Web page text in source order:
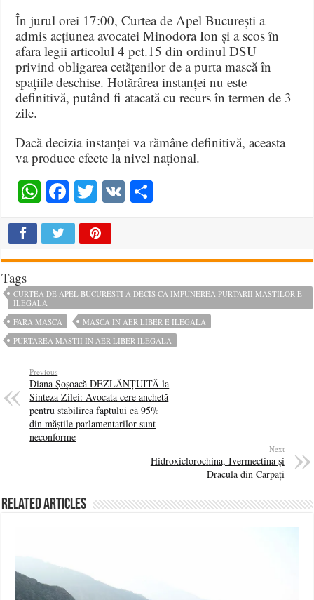
În jurul orei 17:00, Curtea de Apel București a
admis acțiunea avocatei Minodora Ion și a scos în
afara legii articolul 4 pct.15 din ordinul DSU
privind obligarea cetățenilor de a purta mască în
spațiile deschise. Hotărârea instanței nu este
definitivă, putând fi atacată cu recurs în termen de 3
zile.
Dacă decizia instanței va rămâne definitivă, aceasta
va produce efecte la nivel național.
WhatsApp
Facebook
Twitter
VK
Tags
CURTEA DE APEL BUCURESTI A DECIS CA IMPUNEREA PURTARII MASTILOR E
ILEGALA
FARA MASCA
MASCA IN AER LIBER E ILEGALA
PURTAREA MASTII IN AER LIBER ILEGALA
Previous
Diana Șoșoacă DEZLĂNȚUITĂ la
Sinteza Zilei: Avocata cere anchetă
pentru stabilirea faptului că 95%
din măștile parlamentarilor sunt
neconforme
Next
Hidroxiclorochina, Ivermectina și
Dracula din Carpați
Related Articles